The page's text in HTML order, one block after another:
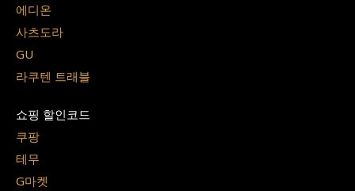
에디온
사츠도라
GU
라쿠텐 트래블
쇼핑 할인코드
쿠팡
테무
G마켓